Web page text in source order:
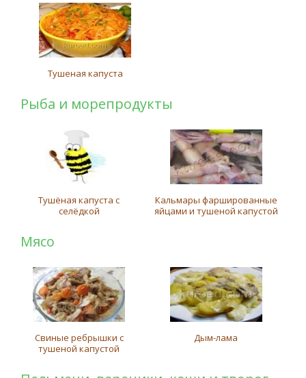
Тушеная капуста
Рыба и морепродукты
Тушёная капуста с
селёдкой
Кальмары фаршированные
яйцами и тушеной капустой
Мясо
Свиные ребрышки с
тушеной капустой
Дым-лама